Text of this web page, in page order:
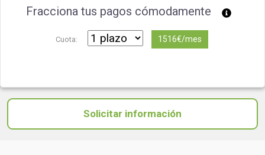
Fracciona tus pagos cómodamente
Cuota: 1516€/mes
Solicitar información